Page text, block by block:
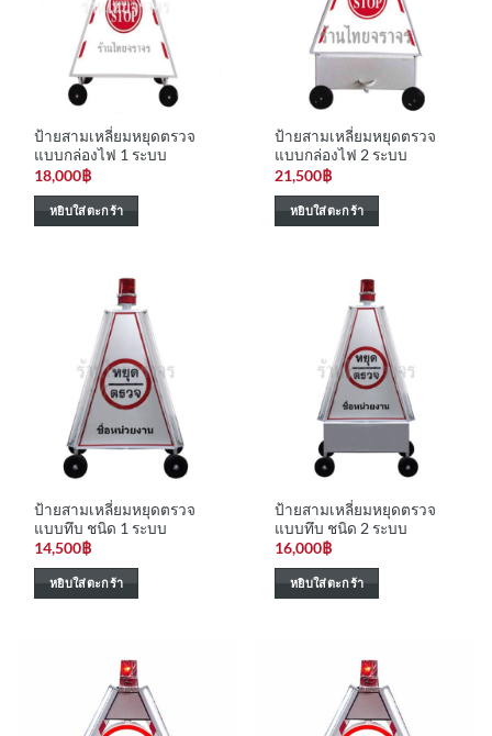
ป้ายสามเหลี่ยมหยุดตรวจ
แบบกล่องไฟ 1 ระบบ
18,000฿
หยิบใส่ตะกร้า
ป้ายสามเหลี่ยมหยุดตรวจ
แบบกล่องไฟ 2 ระบบ
21,500฿
หยิบใส่ตะกร้า
ป้ายสามเหลี่ยมหยุดตรวจ
แบบทึบ ชนิด 1 ระบบ
14,500฿
หยิบใส่ตะกร้า
ป้ายสามเหลี่ยมหยุดตรวจ
แบบทึบ ชนิด 2 ระบบ
16,000฿
หยิบใส่ตะกร้า